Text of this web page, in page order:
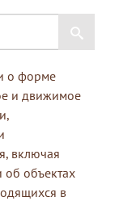
о форме
и движимое
включая
объектах
в